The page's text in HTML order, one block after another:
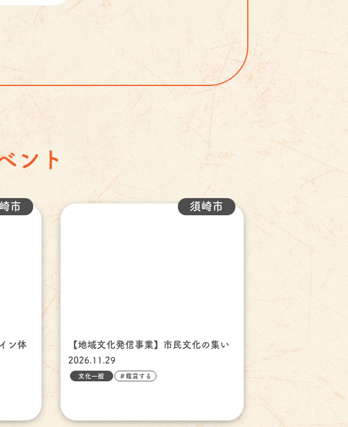
ント
ン体
市
【地域文化発信事業】市民文化の集い
2026.11.29
須崎市
文化一般 ＃鑑賞する